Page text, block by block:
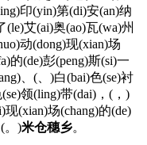
印(yin)第(di)安(an)纳
(le)艾(ai)奥(ao)瓦(wa)州
动(dong)现(xian)场
的(de)彭(peng)斯(si)一
、(、)白(bai)色(se)衬
领(ling)带(dai)，(，)
(xian)场(chang)的(de)
。)米仓穗乡。